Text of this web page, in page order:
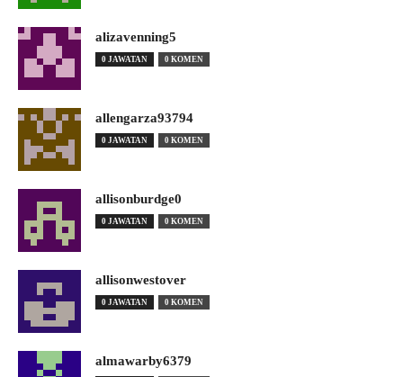
alizavenning5
0 JAWATAN 0 KOMEN
allengarza93794
0 JAWATAN 0 KOMEN
allisonburdge0
0 JAWATAN 0 KOMEN
allisonwestover
0 JAWATAN 0 KOMEN
almawarby6379